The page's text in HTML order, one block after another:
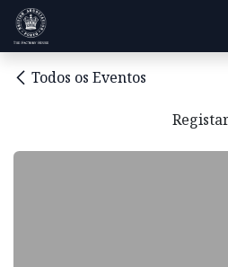
Pular para o conteúdo
Todos os Eventos